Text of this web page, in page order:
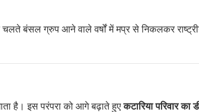
चलते बंसल ग्रुप आने वाले वर्षों में मप्र से निकलकर
है। इस परंपरा को आगे बढ़ाते हुएकटारिया परिवार का